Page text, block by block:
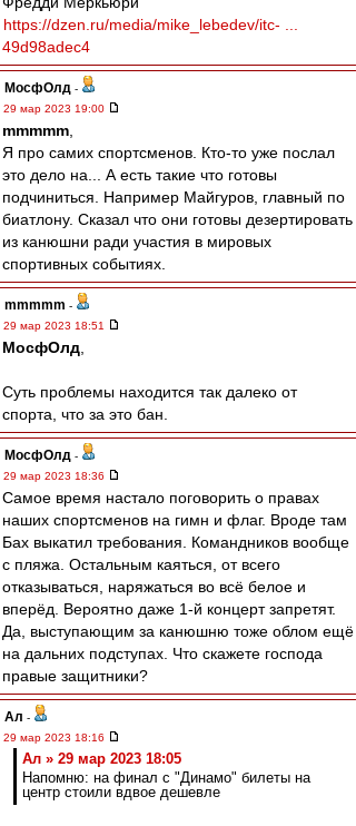
https://dzen.ru/media/mike_lebedev/itc- ...
49d98adec4
МосфОлд -
29 мар 2023 19:00
mmmmm
Я про самих спортсменов. Кто-то уже послал
это дело на... А есть такие что готовы
подчиниться. Например Майгуров, главный по
биатлону. Сказал что они готовы дезертировать
из канюшни ради участия в мировых
спортивных событиях.
mmmmm -
29 мар 2023 18:51
МосфОлд
Суть проблемы находится так далеко от
спорта, что за это бан.
МосфОлд -
29 мар 2023 18:36
Самое время настало поговорить о правах
наших спортсменов на гимн и флаг. Вроде там
Бах выкатил требования. Командников вообще
с пляжа. Остальным каяться, от всего
отказываться, наряжаться во всё белое и
вперёд. Вероятно даже 1-й концерт запретят.
Да, выступающим за канюшню тоже облом ещё
на дальних подступах. Что скажете господа
правые защитники?
Ал -
29 мар 2023 18:16
Ал » 29 мар 2023 18:05
Напомню: на финал с "Динамо" билеты на
центр стоили вдвое дешевле